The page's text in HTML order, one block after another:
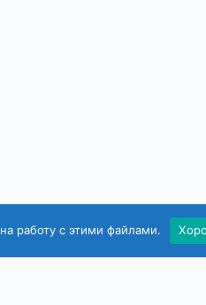
работу с этими файлами.